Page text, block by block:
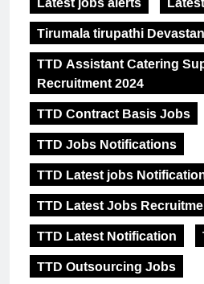
Tirumala tirupathi
TTD Assistant Catering
Recruitment 2024
TTD Contract Basis Jobs
TTD Jobs Notifications
TTD Latest jobs
TTD Latest Jobs
TTD Latest Notification
TTD Outsourcing Jobs